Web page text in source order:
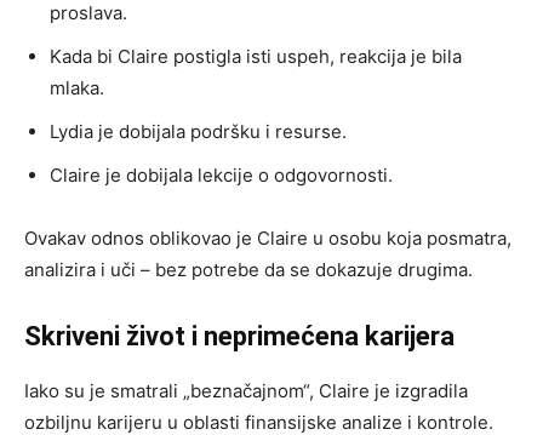
proslava.
Kada bi Claire postigla isti uspeh, reakcija je bila
mlaka.
Lydia je dobijala podršku i resurse.
Claire je dobijala lekcije o odgovornosti.
Ovakav odnos oblikovao je Claire u osobu koja posmatra,
analizira i uči – bez potrebe da se dokazuje drugima.
Skriveni život i neprimećena karijera
Iako su je smatrali „beznačajnom“, Claire je izgradila
ozbiljnu karijeru u oblasti finansijske analize i kontrole.